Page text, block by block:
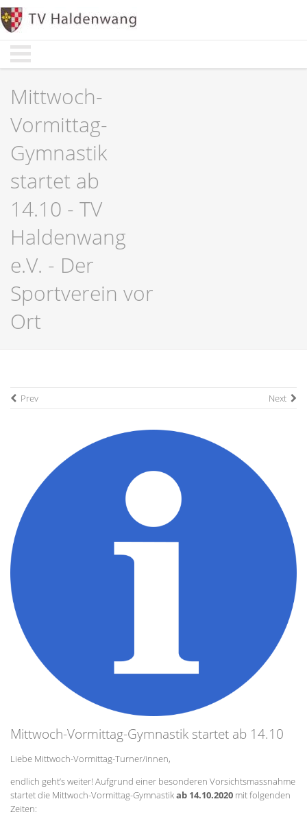
Start
Aktuelles
Über Uns
Start
Aktuelles
Über Uns
Mittwoch-
Vormittag-
Gymnastik
startet ab
14.10 - TV
Haldenwang
e.V. - Der
Sportverein vor
Ort
Prev Next
Mittwoch-Vormittag-Gymnastik startet ab 14.10
Liebe Mittwoch-Vormittag-Turner/innen,
endlich geht’s weiter! Aufgrund einer besonderen Vorsichtsmassnahme
startet die Mittwoch-Vormittag-Gymnastikab 14.10.2020 mit folgenden
Zeiten: